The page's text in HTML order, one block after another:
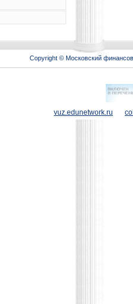
Copyright © Московский
vuz.edunetwork.ru